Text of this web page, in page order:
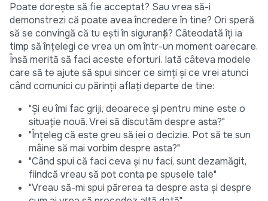
Poate dorește să fie acceptat? Sau vrea să-i
demonstrezi că poate avea încredere în tine? Ori speră
să se convingă că tu ești în siguranţă? Câteodată îţi ia
timp să înţelegi ce vrea un om într-un moment oarecare.
Însă merită să faci aceste eforturi. Iată câteva modele
care să te ajute să spui sincer ce simţi şi ce vrei atunci
când comunici cu părinţii aflaţi departe de tine:
"Și eu îmi fac griji, deoarece și pentru mine este o
situaţie nouă. Vrei să discutăm despre asta?"
"Înţeleg că este greu să iei o decizie. Pot să te sun
mâine să mai vorbim despre asta?"
"Când spui că faci ceva și nu faci, sunt dezamăgit,
fiindcă vreau să pot conta pe spusele tale"
"Vreau să-mi spui părerea ta despre asta și despre